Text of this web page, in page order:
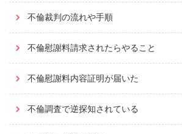
不倫裁判の流れや手順
不倫慰謝料請求されたらやること
不倫慰謝料内容証明が届いた
不倫調査で逆探知されている